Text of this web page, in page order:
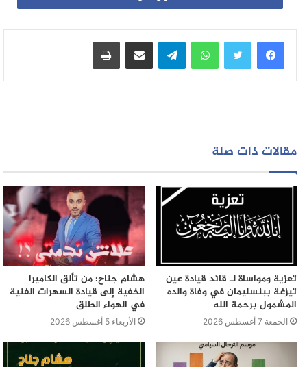
وأضاف المصدر ذاته أن موظفين بالوكالة لا يمكنهم بأي حال
من الأحوال مسايرة هذا الاختناق”، مؤكدا أن الشبابيك
أوتوماتيكية و استقطاب موظفين بشكل مستعجل لامتصاص
جزء كبير من الضغط على المصلحة ذاتها
واتساب تيلقرام مشاركة عبر البريد طباعة
مقالات ذات صلة
تعزية ومواساة لـ قائد قيادة عين
تيزغة ببنسليمان في وفاة والده
المشمول برحمة الله
الجمعة 7 أغسطس 2026
هشام جناح: من تألق الكاميرا
الخفية إلى قيادة السهرات الفنية
في الهواء الطلق
الأربعاء 5 أغسطس 2026